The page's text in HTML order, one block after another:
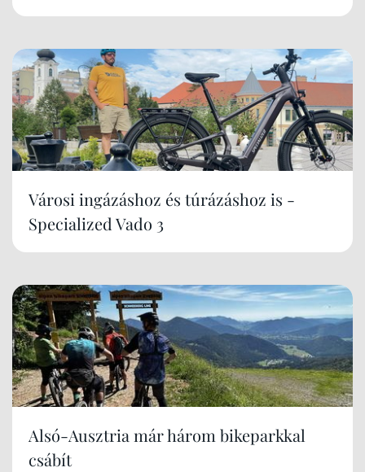
Városi ingázáshoz és túrázáshoz is -
Specialized Vado 3
Alsó-Ausztria már három bikeparkkal
csábít